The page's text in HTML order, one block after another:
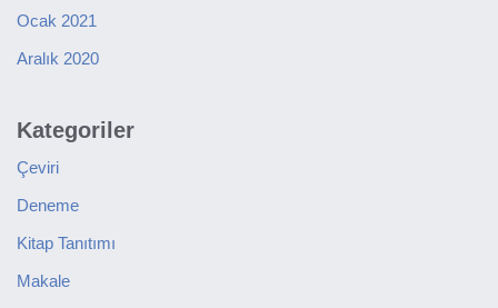
Ocak 2021
Aralık 2020
Kategoriler
Çeviri
Deneme
Kitap Tanıtımı
Makale